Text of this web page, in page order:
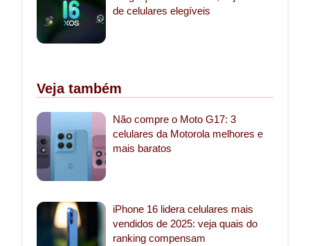
de celulares elegíveis
Veja também
Não compre o Moto G17: 3
celulares da Motorola melhores e
mais baratos
iPhone 16 lidera celulares mais
vendidos de 2025: veja quais do
ranking compensam